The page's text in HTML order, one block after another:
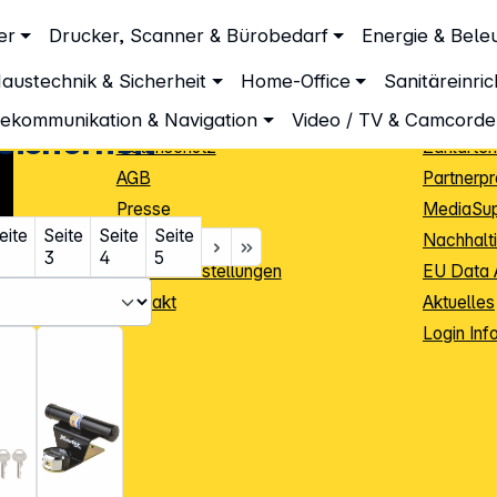
Drucker, Scanner & Bürobedarf Energie &
& Sicherheit Home-Office
& Navigation Video / TV &
Seite
3
Seite
4
Seite
5
Unsere Leistungen
Beratung
Datenschutz
AGB
Presse
Impressum
Cookie-Einstellungen
Kontakt
Info
Zahlarten
EU Data
Aktuelles
Login